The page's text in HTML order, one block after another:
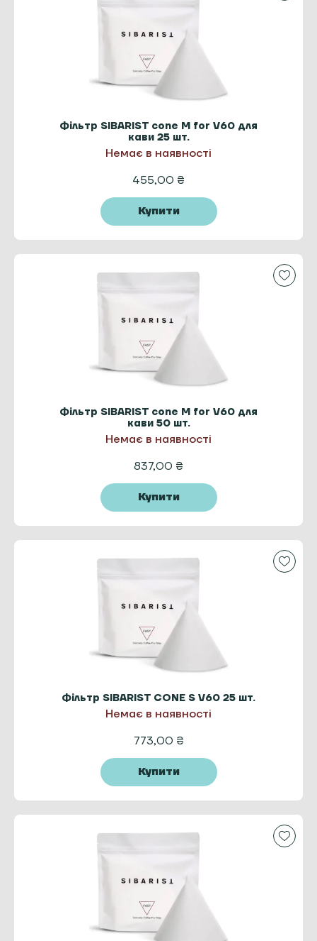
Фільтр SIBARIST cone M for V60 для
кави 25 шт.
Немає в наявності
455,00 ₴
Купити
Фільтр SIBARIST cone M for V60 для
кави 50 шт.
Немає в наявності
837,00 ₴
Купити
Фільтр SIBARIST CONE S V60 25 шт.
Немає в наявності
773,00 ₴
Купити